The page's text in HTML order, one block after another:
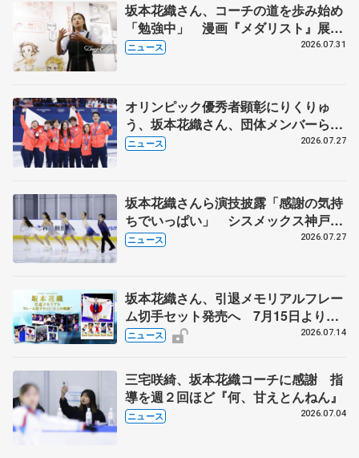
坂本花織さん、コーチの道を歩み始め
「勉強中」 漫画『メダリスト』展覧
会で子どもたちにエール
ニュース 2026.07.31
オリンピック優秀者顕彰にりくりゅ
う、坂本花織さん、団体メンバーら
8月7日に文科省が表彰式、ブルーノ・
ニュース 2026.07.27
坂本花織さんら演技披露「感謝の気持
ちでいっぱい」 シスメックス神戸ア
イスキャンパス開場1周年イベント
ニュース 2026.07.27
坂本花織さん、引退メモリアルフレー
ム切手セット発売へ 7月15日より申
込受付開始
ニュース 2026.07.14
三宅咲綺、坂本花織コーチに感謝 指
導を週２回ほど『何、甘えとんねん』
ニュース 2026.07.04